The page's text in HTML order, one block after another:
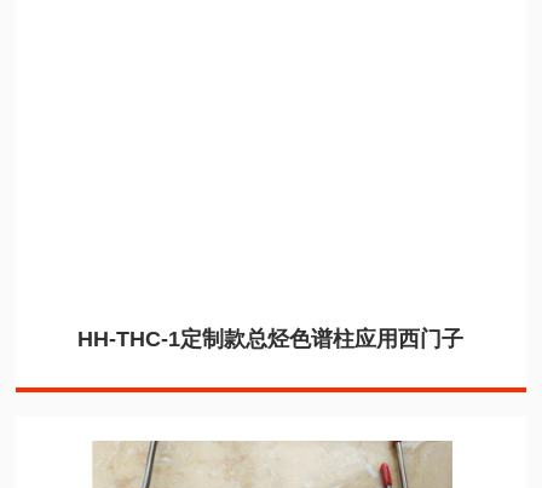
HH-THC-1定制款总烃色谱柱应用西门子